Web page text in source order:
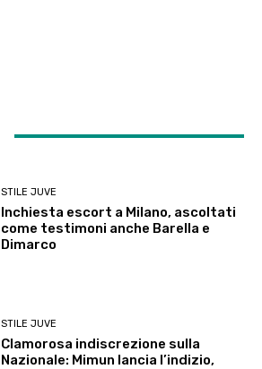
STILE JUVE
Inchiesta escort a Milano, ascoltati
come testimoni anche Barella e
Dimarco
STILE JUVE
Clamorosa indiscrezione sulla
Nazionale: Mimun lancia l’indizio,